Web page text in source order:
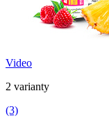
Video
2 varianty
(3)